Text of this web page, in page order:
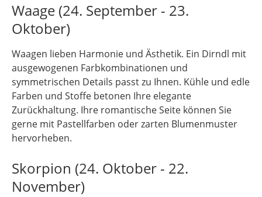
Waage (24. September - 23.
Oktober)
Waagen lieben Harmonie und Ästhetik. Ein Dirndl mit
ausgewogenen Farbkombinationen und
symmetrischen Details passt zu Ihnen. Kühle und edle
Farben und Stoffe betonen Ihre elegante
Zurückhaltung. Ihre romantische Seite können Sie
gerne mit Pastellfarben oder zarten Blumenmuster
hervorheben.
Skorpion (24. Oktober - 22.
November)